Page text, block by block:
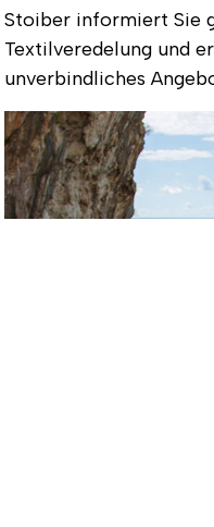
Stoiber informiert Sie
Textilveredelung und
unverbindliches